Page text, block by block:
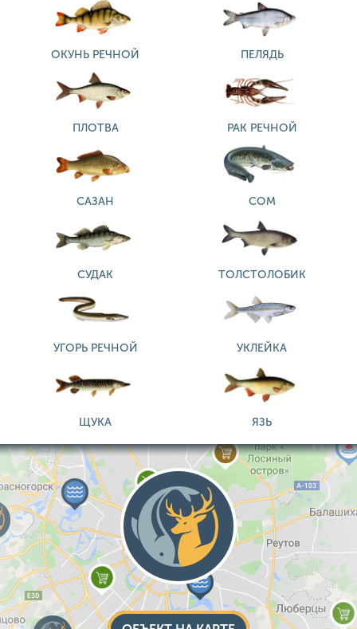
ОКУНЬ РЕЧНОЙ ПЕЛЯДЬ
ПЛОТВА РАК РЕЧНОЙ
САЗАН СОМ
СУДАК ТОЛСТОЛОБИК
УГОРЬ РЕЧНОЙ УКЛЕЙКА
ЩУКА ЯЗЬ